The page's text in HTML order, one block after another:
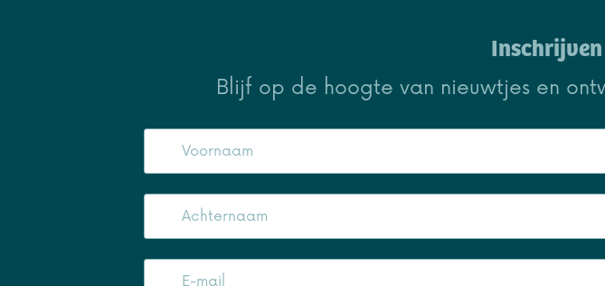
Blijf op de hoogte van nieuwtjes en